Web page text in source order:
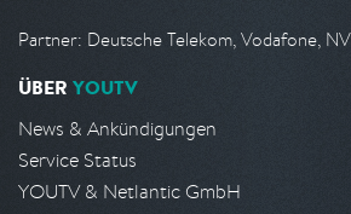
Partner: Deutsche Telekom, Vodafone,
ÜBER YOUTV
News & Ankündigungen
Service Status
YOUTV & Netlantic GmbH